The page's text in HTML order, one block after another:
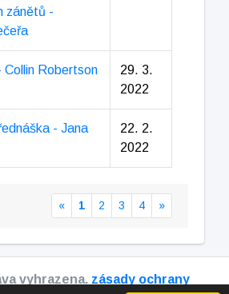
zánětů -
Collin Robertson
29. 3.
2022
- Jana
22. 2.
2022
« 1 2 3 4 »
vyhrazena. zásady ochrany